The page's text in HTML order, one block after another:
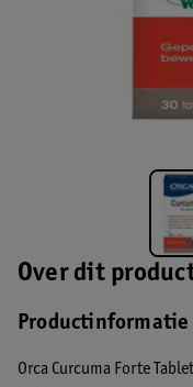
Over dit
Productinformatie
Orca Curcuma Forte